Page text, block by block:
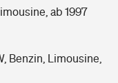
ab 1997
Benzin, Limousine,